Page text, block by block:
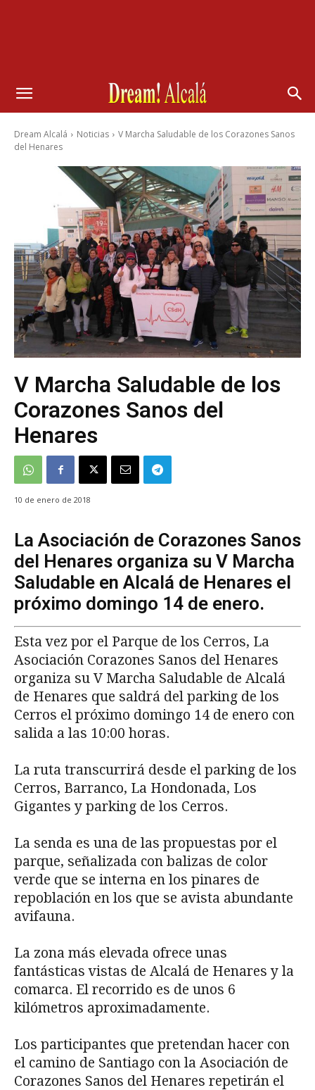
Dream Alcalá Noticias
V Marcha Saludable de los Corazones Sanos
del Henares
V Marcha Saludable de los
Corazones Sanos del
Henares
10 de enero de 2018
La Asociación de Corazones Sanos
del Henares organiza su V Marcha
Saludable en Alcalá de Henares el
próximo domingo 14 de enero.
Esta vez por el Parque de los Cerros, La
Asociación Corazones Sanos del Henares
organiza su V Marcha Saludable de Alcalá
de Henares que saldrá del parking de los
Cerros el próximo domingo 14 de enero con
salida a las 10:00 horas.
La ruta transcurrirá desde el parking de los
Cerros, Barranco, La Hondonada, Los
Gigantes y parking de los Cerros.
La senda es una de las propuestas por el
parque, señalizada con balizas de color
verde que se interna en los pinares de
repoblación en los que se avista abundante
avifauna.
La zona más elevada ofrece unas
fantásticas vistas de Alcalá de Henares y la
comarca. El recorrido es de unos 6
kilómetros aproximadamente.
Los participantes que pretendan hacer con
el camino de Santiago con la Asociación de
Corazones Sanos del Henares repetirán el